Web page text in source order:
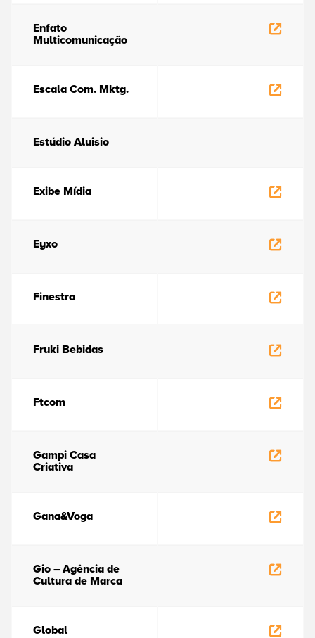
Enfato
Multicomunicação
Escala Com. Mktg.
Estúdio Aluisio
Exibe Mídia
Eyxo
Finestra
Fruki Bebidas
Ftcom
Gampi Casa
Criativa
Gana&Voga
Gio – Agência de
Cultura de Marca
Global